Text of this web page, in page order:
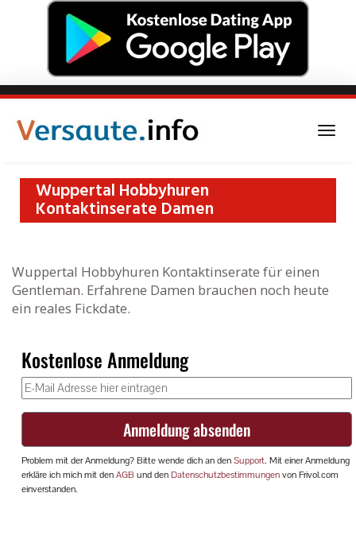
Skip
main
Wuppertal Hobbyhuren
Kontaktinserate Damen
Wuppertal Hobbyhuren Kontaktinserate für einen
Gentleman. Erfahrene Damen brauchen noch heute
ein reales Fickdate.